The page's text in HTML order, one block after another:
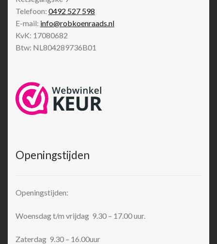
Telefoon: 0492 527 598
E-mail: info@robkoenraads.nl
KvK: 17080682
Btw: NL804289736B01
Openingstijden
Openingstijden:
Woensdag t/m vrijdag 9.30 – 17.00 uur.
Zaterdag 9.30 – 16.00uur